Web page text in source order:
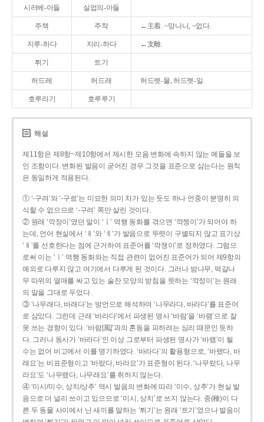
시러베-아들 실업의-아들
주책 주착 ←主着. ~망나니, ~없다.
지루-하다 지리-하다 ←支離.
튀기 트기
허드레 허드래 허드렛-물, 허드렛-일.
호루라기 호루루기
해설
제11항은 제8항~제10항에서 제시한 모음 변화에 속하지 않는 예들을 보
인 조항이다. 변화된 발음이 굳어진 경우 그것을 표준으로 삼는다는 원칙
은 동일하게 적용된다.
① ‘-구려’와 ‘-구료’는 미묘한 의미 차가 있는 듯도 하나 언중이 분명히 의
식할 수 없으므로 ‘-구려’ 쪽만 살린 것이다.
② 원래 ‘깍정이’였던 말이 ‘ㅣ’ 역행 동화를 겪으면 ‘깍젱이’가 되어야 하
는데, 언어 현실에서 ‘ㅐ’와 ‘ㅔ’가 발음으로 뚜렷이 구별되지 않고 표기상
‘ㅐ’를 선호한다는 점에 근거하여 표준어를 ‘깍쟁이’로 정하였다. 그럼으
로써 이는 ‘ㅣ’ 역행 동화와는 직접 관련이 없어진 표준어가 되어 제9항의
예외로 다루지 않고 여기에서 다루게 된 것이다. 그러나 밤나무, 떡갈나
무 따위의 열매를 싸고 있는 술잔 모양의 받침을 뜻하는 ‘깍정이’는 원래
의 말을 그대로 두었다.
③ ‘나무래다, 바래다’는 방언으로 해석하여 ‘나무라다, 바라다’를 표준어
로 삼았다. 그런데 근래 ‘바라다’에서 파생된 명사 ‘바람’을 ‘바램’으로 잘
못 쓰는 경향이 있다. ‘바람[風]’과의 혼동을 피하려는 심리 때문인 듯하
다. 그러나 동사가 ‘바라다’인 이상 그로부터 파생된 명사가 ‘바램’이 될
수는 없어 비고에서 이를 명기하였다. ‘바라다’의 활용형으로, ‘바랬다, 바
래요’는 비표준형이고 ‘바랐다, 바라요’가 표준형이 된다. ‘나무랐다, 나무
라요’도 ‘나무랬다, 나무래요’를 취하지 않는다.
④ ‘미시/미수, 상치/상추’ 역시 발음의 변화에 따라 ‘미수, 상추’가 현실 발
음으로 더 널리 쓰이고 있으므로 ‘미시, 상치’로 쓰지 않는다. 종(種)이 다
른 두 동물 사이에서 난 새끼를 말하는 ‘튀기’는 원래 ‘트기’였으나 발음이